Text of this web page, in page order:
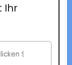
Ihr